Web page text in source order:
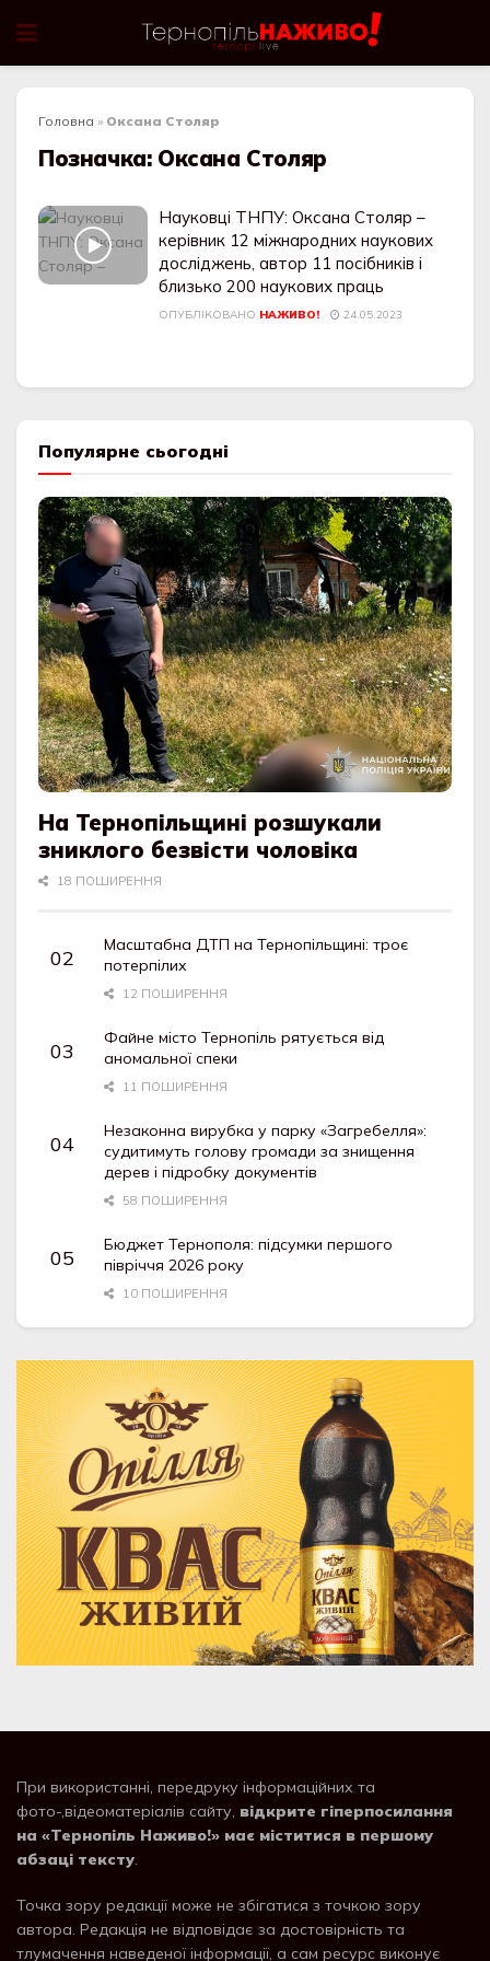
Головна » Оксана Столяр
Позначка: Оксана Столяр
Науковці ТНПУ: Оксана Столяр –
керівник 12 міжнародних наукових
досліджень, автор 11 посібників і
близько 200 наукових праць
ОПУБЛІКОВАНО НАЖИВО! 24.05.2023
Популярне сьогодні
На Тернопільщині розшукали
зниклого безвісти чоловіка
18 ПОШИРЕННЯ
Масштабна ДТП на Тернопільщині: троє
потерпілих
12 ПОШИРЕННЯ
Файне місто Тернопіль рятується від
аномальної спеки
11 ПОШИРЕННЯ
Незаконна вирубка у парку «Загребелля»:
судитимуть голову громади за знищення
дерев і підробку документів
58 ПОШИРЕННЯ
Бюджет Тернополя: підсумки першого
півріччя 2026 року
10 ПОШИРЕННЯ
При використанні, передруку інформаційних та
фото-,відеоматеріалів сайту, відкрите гіперпосилання
на «Тернопіль Наживо!» має міститися в першому
абзаці тексту.
Точка зору редакції може не збігатися з точкою зору
автора. Редакція не відповідає за достовірність та
тлумачення наведеної інформації, а сам ресурс виконує